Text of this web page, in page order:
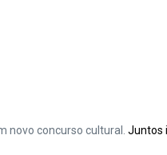
novo concurso cultural. Juntos